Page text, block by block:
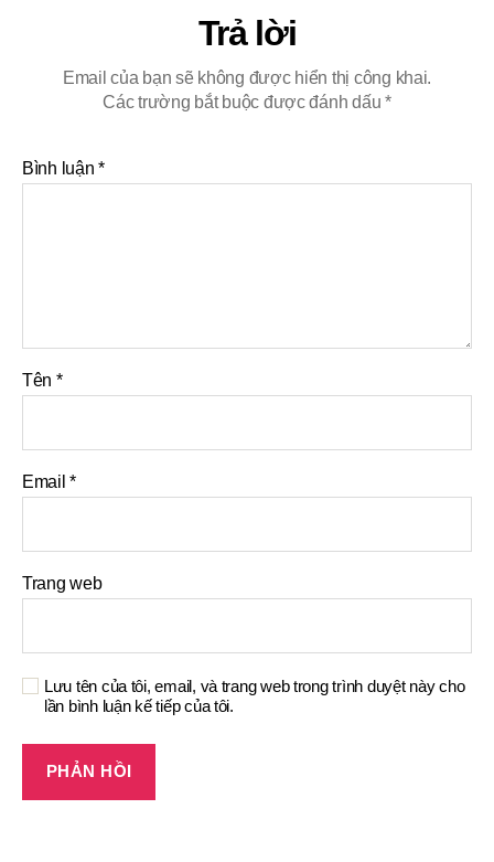
Trả lời
Email của bạn sẽ không được hiển thị công khai.
Các trường bắt buộc được đánh dấu*
Bình luận*
Tên *
Email*
Trang web
Lưu tên của tôi, email, và trang web trong trình duyệt này cho
lần bình luận kế tiếp của tôi.